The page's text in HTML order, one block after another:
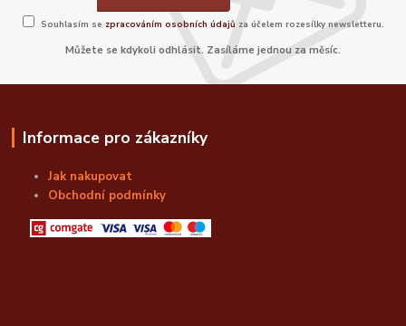
Souhlasím se zpracováním osobních údajů za účelem rozesílky newsletteru.
Můžete se kdykoli odhlásit. Zasíláme jednou za měsíc.
Informace pro zákazníky
Jak nakupovat
Obchodní podmínky